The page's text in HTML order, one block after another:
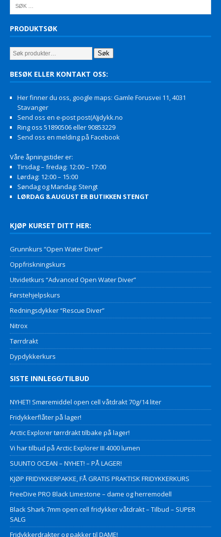
PRODUKTSØK
Søk
BESØK ELLER KONTAKT OSS:
Her finner du oss, google maps: Gamle Forusvei 11, 4031
Stavanger
Send oss en e-post post(A)jdykk.no
Ring oss 51890506 eller 90853229
Send oss en melding på Facebook
Våre åpningstider er:
Tirsdag – fredag: 12:00 – 17:00
Lørdag: 12:00 – 15:00
Søndag og Mandag: Stengt
LØRDAG 8.AUGUST ER BUTIKKEN STENGT
KJØP KURSET DITT HER:
Grunnkurs “Open Water Diver”
Oppfriskningskurs
Utvidetkurs “Advanced Open Water Diver”
Førstehjelpskurs
Redningsdykker “Rescue Diver”
Nitrox
Tørrdrakt
Dypdykkerkurs
SISTE INNLEGG/TILBUD
NYHET! Smøremiddel open cell våtdrakt 70g/14 liter
Fridykkerflåter på lager!
Arctic Explorer tørrdrakt tilbake på lager!
Vi har tilbud på Arctic Explorer III 4000 lumen
SUUNTO OCEAN – NYHET! – PÅ LAGER!
KJØP FRIDYKKERPAKKE, FÅ GRATIS PRAKTISK FRIDYKKERKURS
FreeDive PRO Black Limestone – dame og herremodell
Black Shark 7mm open cell fridykker våtdrakt – Tilbud – SUPER
SALG
Fridykkerdrakter og pakker til DAME!